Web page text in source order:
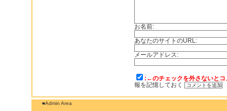
お名前:
あなたのサイトのURL:
メールアドレス:
:←のチェックを外さないと
報を記憶しておく
■Admin Area